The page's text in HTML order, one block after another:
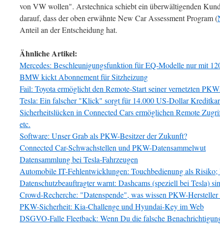
von VW wollen". Arstechnica schiebt ein überwältigenden
darauf, dass der oben erwähnte New Car Assessment Program (
Anteil an der Entscheidung hat.
Ähnliche Artikel:
Mercedes: Beschleunigungsfunktion für EQ-Modelle nur mit
BMW kickt Abonnement für Sitzheizung
Fail: Toyota ermöglicht den Remote-Start seiner vernetzten
Tesla: Ein falscher "Klick" sorgt für 14.000 US-Dollar
Sicherheitslücken in Connected Cars ermöglichen Remote
etc.
Software: Unser Grab als PKW-Besitzer der Zukunft?
Connected Car-Schwachstellen und PKW-Datensammelwut
Datensammlung bei Tesla-Fahrzeugen
Automobile IT-Fehlentwicklungen: Touchbedienung als Risiko;
Datenschutzbeauftragter warnt: Dashcams (speziell bei Tesla)
Crowd-Recherche: "Datenspende", was wissen PKW-
PKW-Sicherheit: Kia-Challenge und Hyundai-Key im Web
DSGVO-Falle Fleetback: Wenn Du die falsche